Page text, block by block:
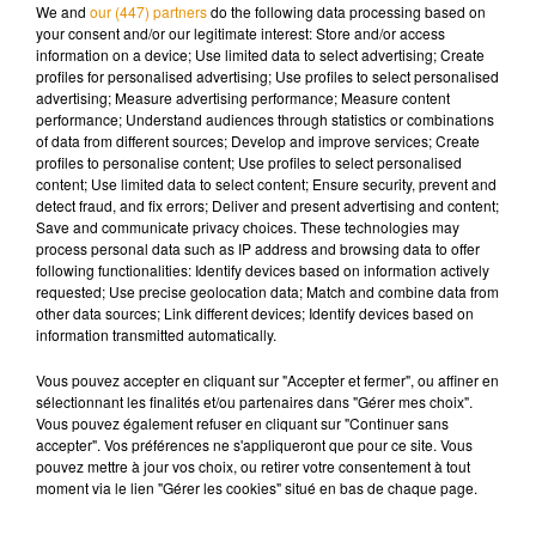
reprise.
Musique
7 août 2026
Madonna sort enfin le remix de « Love
Sensation » avec Kylie Minogue
7 août 2026
Angèle et Amélie Lens dévoilent leur
collaboration tant attendue
We and our (447) partnersdo the following data processing based on
your consent and/or our legitimate interest: Store and/or access
information on a device; Use limited data to select advertising; Create
profiles for personalised advertising; Use profiles to select personalised
advertising; Measure advertising performance; Measure content
performance; Understand audiences through statistics or combinations
of data from different sources; Develop and improve services; Create
profiles to personalise content; Use profiles to select personalised
content; Use limited data to select content; Ensure security, prevent and
detect fraud, and fix errors; Deliver and present advertising and content;
Save and communicate privacy choices. These technologies may
process personal data such as IP address and browsing data to offer
following functionalities: Identify devices based on information actively
requested; Use precise geolocation data; Match and combine data from
other data sources; Link different devices; Identify devices based on
information transmitted automatically.
Vous pouvez accepter en cliquant sur "Accepter et fermer", ou affiner en
sélectionnant les finalités et/ou partenaires dans "Gérer mes choix".
Vous pouvez également refuser en cliquant sur "Continuer sans
accepter". Vos préférences ne s'appliqueront que pour ce site. Vous
pouvez mettre à jour vos choix, ou retirer votre consentement à tout
moment via le lien "Gérer les cookies" situé en bas de chaque page.